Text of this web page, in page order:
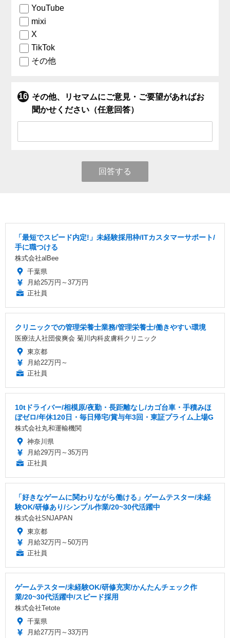
YouTube
mixi
X
TikTok
その他
その他、リセマムにご意見・ご要望があればお
聞かせください（任意回答）
回答する
「最短でスピード内定!」未経験採用枠/ITカスタマーサポート/
手に職つける
株式会社alBee
千葉県
月給25万円～37万円
正社員
クリニックでの管理栄養士業務/管理栄養士/働きやすい環境
医療法人社団俊爽会 菊川内科皮膚科クリニック
東京都
月給22万円～
正社員
10tドライバー/相模原/夜勤・長距離なし/カゴ台車・手積みほ
ぼゼロ/年休120日・毎日帰宅/賞与年3回・東証プライム上場G
株式会社丸和運輸機関
神奈川県
月給29万円～35万円
正社員
「好きなゲームに関わりながら働ける」ゲームテスター/未経
験OK/研修あり/シンプル作業/20~30代活躍中
株式会社SNJAPAN
東京都
月給32万円～50万円
正社員
ゲームテスター/未経験OK/研修充実/かんたんチェック作
業/20~30代活躍中/スピード採用
株式会社Tetote
千葉県
月給27万円～33万円